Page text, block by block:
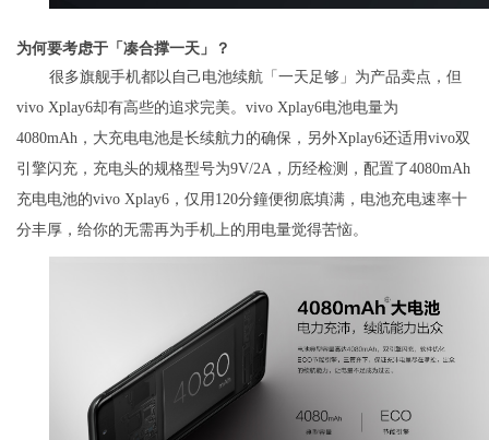
为何要考虑于「凑合撑一天」？
很多旗舰手机都以自己电池续航「一天足够」为产品卖点，但
vivo Xplay6却有高些的追求完美。vivo Xplay6电池电量为
4080mAh，大充电电池是长续航力的确保，另外Xplay6还适用vivo双
引擎闪充，充电头的规格型号为9V/2A，历经检测，配置了4080mAh
充电电池的vivo Xplay6，仅用120分鐘便彻底填满，电池充电速率十
分丰厚，给你的无需再为手机上的用电量觉得苦恼。